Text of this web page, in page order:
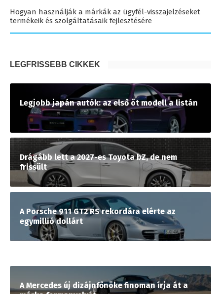
Hogyan használják a márkák az ügyfél-visszajelzéseket
termékeik és szolgáltatásaik fejlesztésére
LEGFRISSEBB CIKKEK
Legjobb japán autók: az első öt modell a listán
Drágább lett a 2027-es Toyota bZ, de nem
frissült
A Porsche 911 GT2 RS rekordára elérte az
egymillió dollárt
A Mercedes új dizájnfőnöke finoman írja át a